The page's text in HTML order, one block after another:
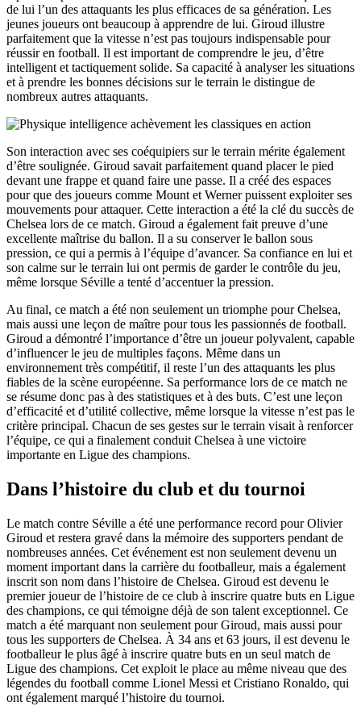
de lui l’un des attaquants les plus efficaces de sa génération. Les
jeunes joueurs ont beaucoup à apprendre de lui. Giroud illustre
parfaitement que la vitesse n’est pas toujours indispensable pour
réussir en football. Il est important de comprendre le jeu, d’être
intelligent et tactiquement solide. Sa capacité à analyser les situations
et à prendre les bonnes décisions sur le terrain le distingue de
nombreux autres attaquants.
Son interaction avec ses coéquipiers sur le terrain mérite également
d’être soulignée. Giroud savait parfaitement quand placer le pied
devant une frappe et quand faire une passe. Il a créé des espaces
pour que des joueurs comme Mount et Werner puissent exploiter ses
mouvements pour attaquer. Cette interaction a été la clé du succès de
Chelsea lors de ce match. Giroud a également fait preuve d’une
excellente maîtrise du ballon. Il a su conserver le ballon sous
pression, ce qui a permis à l’équipe d’avancer. Sa confiance en lui et
son calme sur le terrain lui ont permis de garder le contrôle du jeu,
même lorsque Séville a tenté d’accentuer la pression.
Au final, ce match a été non seulement un triomphe pour Chelsea,
mais aussi une leçon de maître pour tous les passionnés de football.
Giroud a démontré l’importance d’être un joueur polyvalent, capable
d’influencer le jeu de multiples façons. Même dans un
environnement très compétitif, il reste l’un des attaquants les plus
fiables de la scène européenne. Sa performance lors de ce match ne
se résume donc pas à des statistiques et à des buts. C’est une leçon
d’efficacité et d’utilité collective, même lorsque la vitesse n’est pas le
critère principal. Chacun de ses gestes sur le terrain visait à renforcer
l’équipe, ce qui a finalement conduit Chelsea à une victoire
importante en Ligue des champions.
Dans l’histoire du club et du tournoi
Le match contre Séville a été une performance record pour Olivier
Giroud et restera gravé dans la mémoire des supporters pendant de
nombreuses années. Cet événement est non seulement devenu un
moment important dans la carrière du footballeur, mais a également
inscrit son nom dans l’histoire de Chelsea. Giroud est devenu le
premier joueur de l’histoire de ce club à inscrire quatre buts en Ligue
des champions, ce qui témoigne déjà de son talent exceptionnel. Ce
match a été marquant non seulement pour Giroud, mais aussi pour
tous les supporters de Chelsea. À 34 ans et 63 jours, il est devenu le
footballeur le plus âgé à inscrire quatre buts en un seul match de
Ligue des champions. Cet exploit le place au même niveau que des
légendes du football comme Lionel Messi et Cristiano Ronaldo, qui
ont également marqué l’histoire du tournoi.